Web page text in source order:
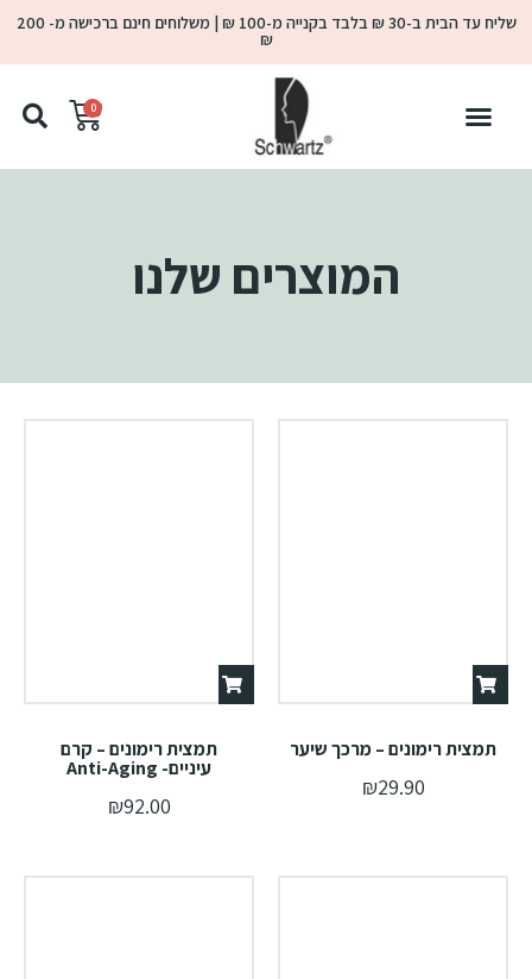
שליח עד הבית ב-30 ₪ בלבד בקנייה מ-100 ₪ | משלוחים חינם ברכישה מ- 200
₪
0
המוצרים שלנו
תמצית רימונים – מרכך שיער
₪29.90
תמצית רימונים – קרם
עיניים- Anti-Aging
₪92.00